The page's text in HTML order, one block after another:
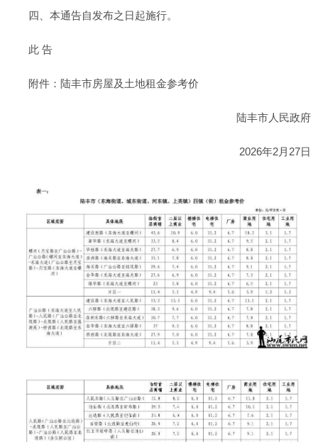
四、本通告自发布之日起施行。
此 告
附件：陆丰市房屋及土地租金参考价
陆丰市人民政府
2026年2月27日